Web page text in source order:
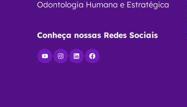
Conheça nossas Redes Sociais